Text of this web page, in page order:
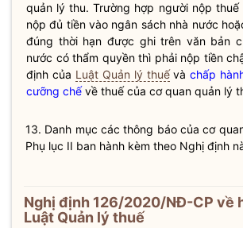
quản lý thu. Trường hợp người nộp thuế
nộp đủ tiền vào ngân sách nhà nước
đúng thời hạn được ghi trên văn bản
nước có thẩm quyềnthì phải nộp tiền
định của Luật Quản lý thuếvàchấp
cưỡng chếvề thuếcủa cơ quan quản lý
13. Danh mục các thông báo của cơ
Phụ lục II ban hành kèm theo Nghị định
Nghị định 126/2020/NĐ-CP về
Luật Quản lý thuế